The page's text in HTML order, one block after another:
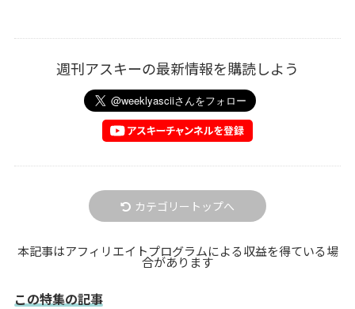
週刊アスキーの最新情報を購読しよう
カテゴリートップへ
本記事はアフィリエイトプログラムによる収益を得ている場
合があります
この特集の記事